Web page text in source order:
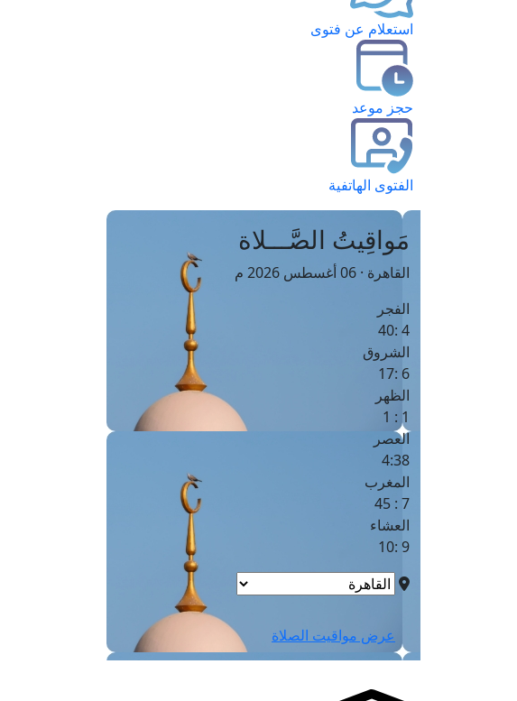
استعلام عن فتوى
حجز موعد
الفتوى الهاتفية
مَواقِيتُ الصَّـــلاة
القاهرة · 06 أغسطس 2026 م
الفجر
4 :40
الشروق
6 :17
الظهر
1 : 1
العصر
4:38
المغرب
7 : 45
العشاء
9 :10
عرض مواقيت الصلاة